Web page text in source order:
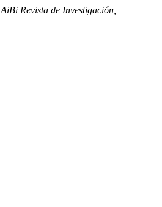
AiBi Revista de Investigación,